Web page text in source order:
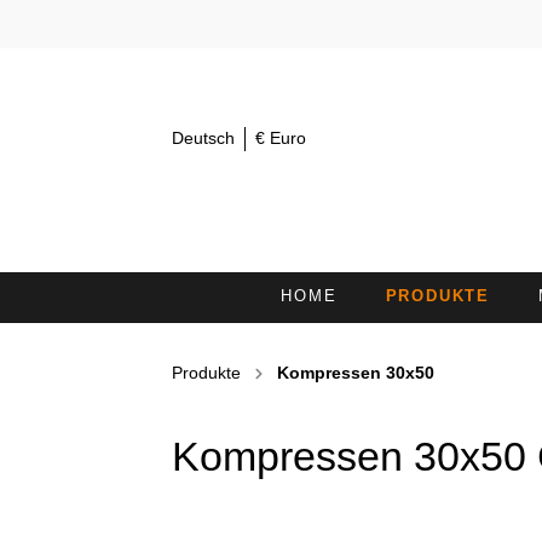
Deutsch € Euro
HOME PRODUKTE
Produkte Kompressen 30x50
Kompressen 30x50